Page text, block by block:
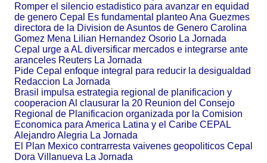
Romper el silencio estadistico para avanzar en equidad
de genero Cepal Es fundamental planteo Ana Guezmes
directora de la Division de Asuntos de Genero Carolina
Gomez Mena Lilian Hernandez Osorio La Jornada
Cepal urge a AL diversificar mercados e integrarse ante
aranceles Reuters La Jornada
Pide Cepal enfoque integral para reducir la desigualdad
Redaccion La Jornada
Brasil impulsa estrategia regional de planificacion y
cooperacion Al clausurar la 20 Reunion del Consejo
Regional de Planificacion organizada por la Comision
Economica para America Latina y el Caribe CEPAL
Alejandro Alegria La Jornada
El Plan Mexico contrarresta vaivenes geopoliticos Cepal
Dora Villanueva La Jornada